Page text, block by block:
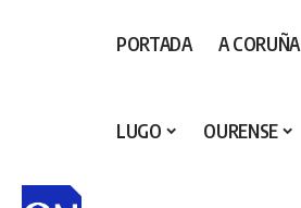
PORTADA A CORUÑA
LUGO OURENSE